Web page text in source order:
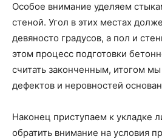
Особое внимание уделяем
стеной. Угол в этих местах
девяносто градусов, а пол и
этом процесс подготовки
считать законченным, итогом
дефектов и неровностей
Наконец приступаем к укладке
обратить внимание на условия